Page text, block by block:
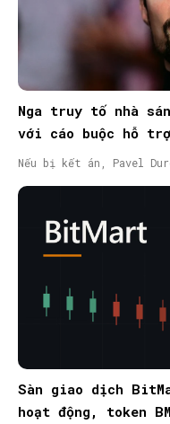
Nga truy tố nhà
với cáo buộc hỗ
nã quốc tế
Nếu bị kết án, Pavel
Sàn giao dịch
hoạt động, token